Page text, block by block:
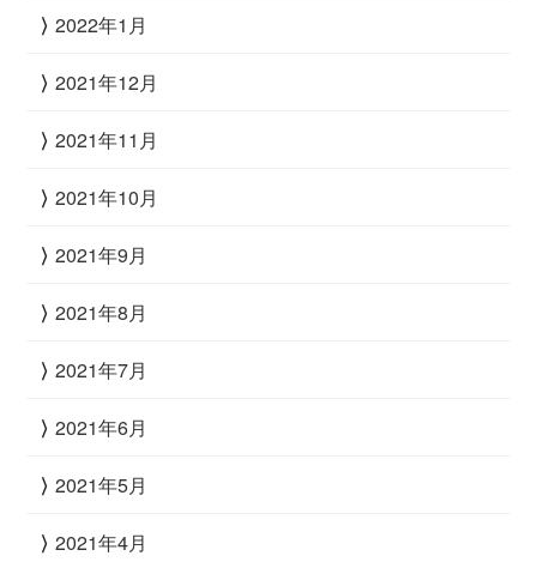
2022年1月
2021年12月
2021年11月
2021年10月
2021年9月
2021年8月
2021年7月
2021年6月
2021年5月
2021年4月